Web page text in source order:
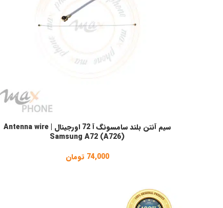
انتخاب گزینه ها
سیم آنتن بلند سامسونگ آ 72 اورجینال | Antenna wire
Samsung A72 (A726)
74,000 تومان